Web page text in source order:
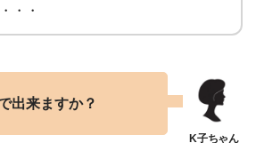
・・
出来ますか？